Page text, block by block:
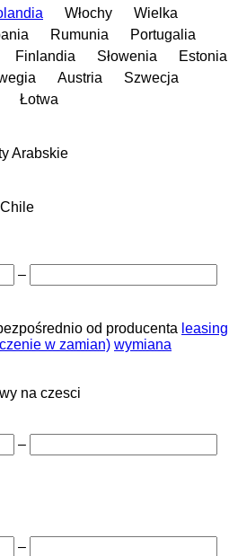
Włochy
Wielka
Rumunia
Portugalia
Finlandia Słowenia
Estonia
Austria
Szwecja
Łotwa
Arabskie
Chile
–
od producenta leasing
w zamian) wymiana
na czesci
–
–